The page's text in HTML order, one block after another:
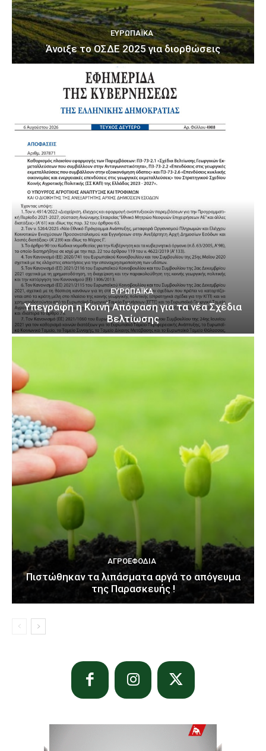
ΕΥΡΩΠΑΪΚΆ
Άνοιξε το ΟΣΔΕ 2025 για διορθώσεις
ΕΥΡΩΠΑΪΚΆ
Υπεγράφη η Κοινή Απόφαση για τα νέα Σχέδια
Βελτίωσης
ΑΓΡΟΕΦΌΔΙΑ
Πιστώθηκαν τα λιπάσματα αργά το απόγευμα
της Παρασκευής !